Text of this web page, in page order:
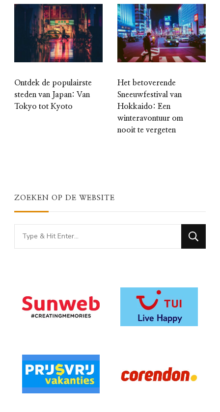
Ontdek de populairste
steden van Japan: Van
Tokyo tot Kyoto
Het betoverende
Sneeuwfestival van
Hokkaido: Een
winteravontuur om
nooit te vergeten
ZOEKEN OP DE WEBSITE
Looking
for